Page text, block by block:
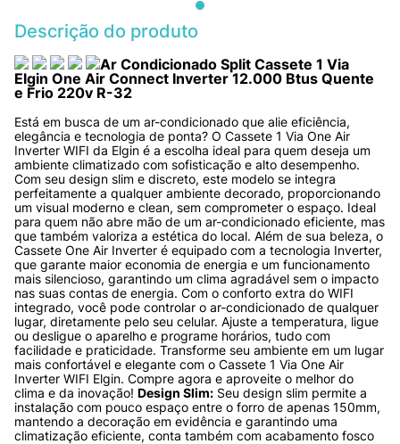
Descrição do produto
Ar Condicionado Split Cassete 1 Via
Elgin One Air Connect Inverter 12.000 Btus Quente
e Frio 220v R-32
Está em busca de um ar-condicionado que alie eficiência,
elegância e tecnologia de ponta? O Cassete 1 Via One Air
Inverter WIFI da Elgin é a escolha ideal para quem deseja um
ambiente climatizado com sofisticação e alto desempenho.
Com seu design slim e discreto, este modelo se integra
perfeitamente a qualquer ambiente decorado, proporcionando
um visual moderno e clean, sem comprometer o espaço. Ideal
para quem não abre mão de um ar-condicionado eficiente, mas
que também valoriza a estética do local. Além de sua beleza, o
Cassete One Air Inverter é equipado com a tecnologia Inverter,
que garante maior economia de energia e um funcionamento
mais silencioso, garantindo um clima agradável sem o impacto
nas suas contas de energia. Com o conforto extra do WIFI
integrado, você pode controlar o ar-condicionado de qualquer
lugar, diretamente pelo seu celular. Ajuste a temperatura, ligue
ou desligue o aparelho e programe horários, tudo com
facilidade e praticidade. Transforme seu ambiente em um lugar
mais confortável e elegante com o Cassete 1 Via One Air
Inverter WIFI Elgin. Compre agora e aproveite o melhor do
clima e da inovação! Design Slim: Seu design slim permite a
instalação com pouco espaço entre o forro de apenas 150mm,
mantendo a decoração em evidência e garantindo uma
climatização eficiente, conta também com acabamento fosco